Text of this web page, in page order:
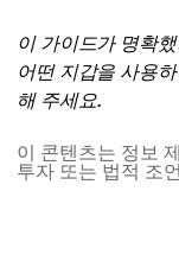
이 가이드가 명확
어떤 지갑을 사용
해 주세요.
이 콘텐츠는 정보
투자 또는 법적 조